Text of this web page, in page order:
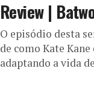
Review |
O episódio desta
de como Kate
adaptando a vida